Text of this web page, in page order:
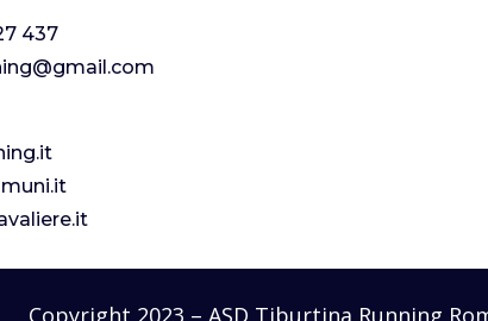
437
Copyright 2023 – ASD Tiburtina Running